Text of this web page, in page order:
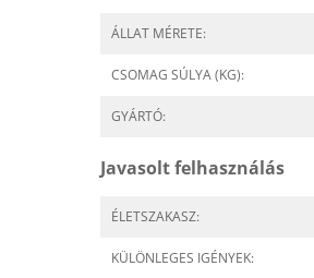
ÁLLAT MÉRETE:
CSOMAG SÚLYA (KG):
GYÁRTÓ:
Javasolt felhasználás
ÉLETSZAKASZ:
KÜLÖNLEGES IGÉNYEK: